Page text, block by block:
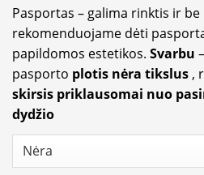
Pasportas – galima rinktis ir
rekomenduojame dėti
papildomos estetikos. Svarbu
pasporto plotis nėra tikslus,
skirsis priklausomai nuo
dydžio